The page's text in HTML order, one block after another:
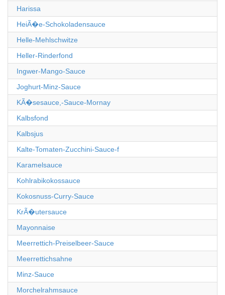
Harissa
HeiÃ�e-Schokoladensauce
Helle-Mehlschwitze
Heller-Rinderfond
Ingwer-Mango-Sauce
Joghurt-Minz-Sauce
KÃ�sesauce,-Sauce-Mornay
Kalbsfond
Kalbsjus
Kalte-Tomaten-Zucchini-Sauce-f
Karamelsauce
Kohlrabikokossauce
Kokosnuss-Curry-Sauce
KrÃ�utersauce
Mayonnaise
Meerrettich-Preiselbeer-Sauce
Meerrettichsahne
Minz-Sauce
Morchelrahmsauce